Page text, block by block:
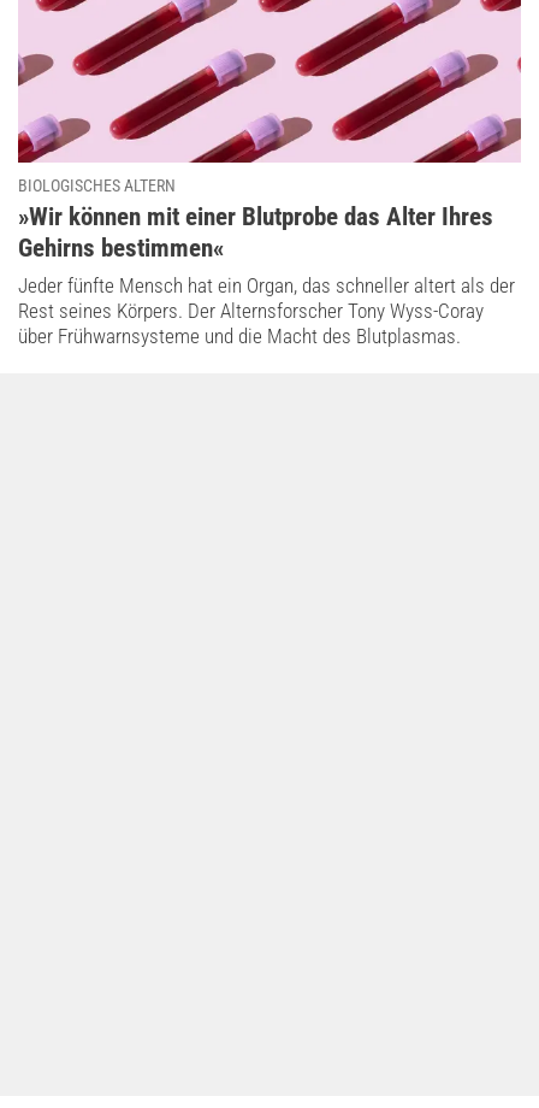
BIOLOGISCHES ALTERN
:
»Wir können mit einer Blutprobe das Alter Ihres
Gehirns bestimmen«
Jeder fünfte Mensch hat ein Organ, das schneller altert als der
Rest seines Körpers. Der Alternsforscher Tony Wyss-Coray
über Frühwarnsysteme und die Macht des Blutplasmas.